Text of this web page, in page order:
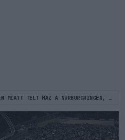
VERSTAPPEN MIATT TELT HÁZ A NÜRBURGRINGEN, FONTOS KÉRÉST INTÉZTEK A SZERVEZŐK A SZURKOLÓK FELÉ